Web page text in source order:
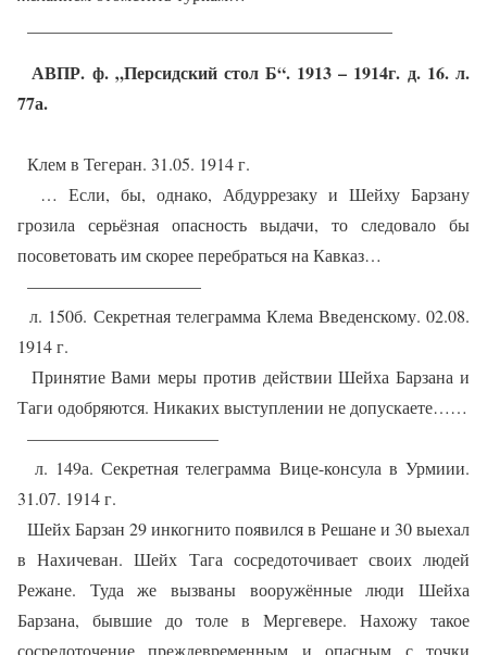
АВПР. ф. „Персидский стол Б“. 1913 – 1914г. д. 16. л.
77а.
Клем в Тегеран. 31.05. 1914 г.
… Если, бы, однако, Абдуррезаку и Шейху Барзану
грозила серьёзная опасность выдачи, то следовало бы
посоветовать им скорее перебраться на Кавказ…
——————————
л. 150б. Секретная телеграмма Клема Введенскому. 02.08.
1914 г.
Принятие Вами меры против действии Шейха Барзана и
Таги одобряются. Никаких выступлении не допускаете……
———————————
л. 149а. Секретная телеграмма Вице-консула в Урмиии.
31.07. 1914 г.
Шейх Барзан 29 инкогнито появился в Решане и 30 выехал
в Нахичеван. Шейх Тага сосредоточивает своих людей
Режане. Туда же вызваны вооружённые люди Шейха
Барзана, бывшие до толе в Мергевере. Нахожу такое
сосредоточение преждевременным и опасным с точки